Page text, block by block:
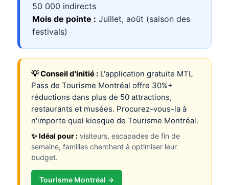
50 000 indirects
Mois de pointe : Juillet, août (saison des
festivals)
💡 Conseil d'initié :L'application gratuite MTL
Pass de Tourisme Montréal offre 30%+
réductions dans plus de 50 attractions,
restaurants et musées. Procurez-vous-la à
n'importe quel kiosque de Tourisme Montréal.
✨ Idéal pour :visiteurs, escapades de fin de
semaine, familles cherchant à optimiser leur
budget.
Tourisme Montréal →